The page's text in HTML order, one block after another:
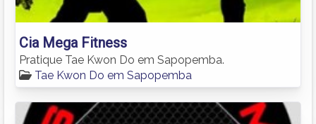
Cia Mega Fitness
Pratique Tae Kwon Do em Sapopemba.
Tae Kwon Do em Sapopemba